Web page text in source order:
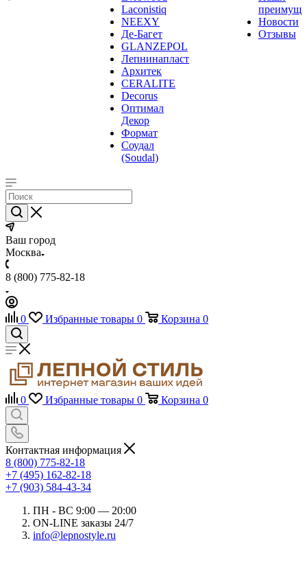
Laconistiq
NEEXY
Де-Багет
GLANZEPOL
Лепнинапласт
Архитек
CERALITE
Decorus
Оптимал
Декор
Формат
Соудал
(Soudal)
Новости
Отзывы
Ваш город
Москва
8 (800) 775-82-18
0 Избранные товары 0 Корзина 0
0 Избранные товары 0 Корзина 0
Контактная информация
8 (800) 775-82-18
+7 (495) 162-82-18
+7 (903) 584-43-34
ПН - ВС 9:00 — 20:00
ON-LINE заказы 24/7
info@lepnostyle.ru